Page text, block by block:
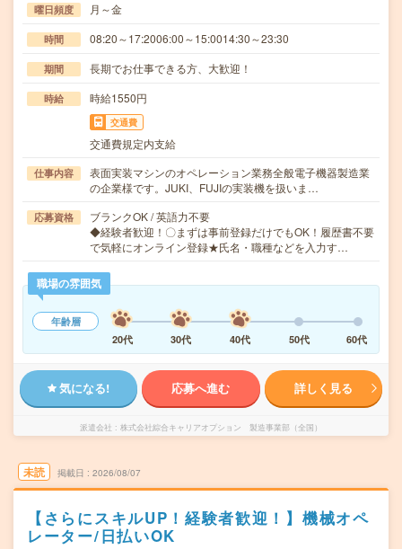
曜日頻度 月～金
時間 08:20～17:2006:00～15:0014:30～23:30
期間 長期でお仕事できる方、大歓迎！
時給 時給1550円
交通費
交通費規定内支給
仕事内容
表面実装マシンのオペレーション業務全般電子機器製造業
の企業様です。JUKI、FUJIの実装機を扱いま…
応募資格
ブランクOK / 英語力不要
◆経験者歓迎！〇まずは事前登録だけでもOK！履歴書不要
で気軽にオンライン登録★氏名・職種などを入力す…
職場の雰囲気
年齢層
20代
30代 40代 50代 60代
気になる! 応募へ進む 詳しく見る
派遣会社 株式会社綜合キャリアオプション 製造事業部（全国）
未読 掲載日 2026/08/07
【さらにスキルUP！経験者歓迎！】機械オペ
レーター/日払いOK